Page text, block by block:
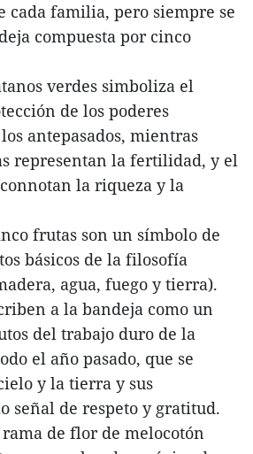
cada familia, pero siempre se
compuesta por cinco
verdes simboliza el
de los poderes
antepasados, mientras
representan la fertilidad, y el
la riqueza y la
frutas son un símbolo de
básicos de la filosofía
agua, fuego y tierra).
a la bandeja como un
del trabajo duro de la
el año pasado, que se
y la tierra y sus
señal de respeto y gratitud.
de flor de melocotón